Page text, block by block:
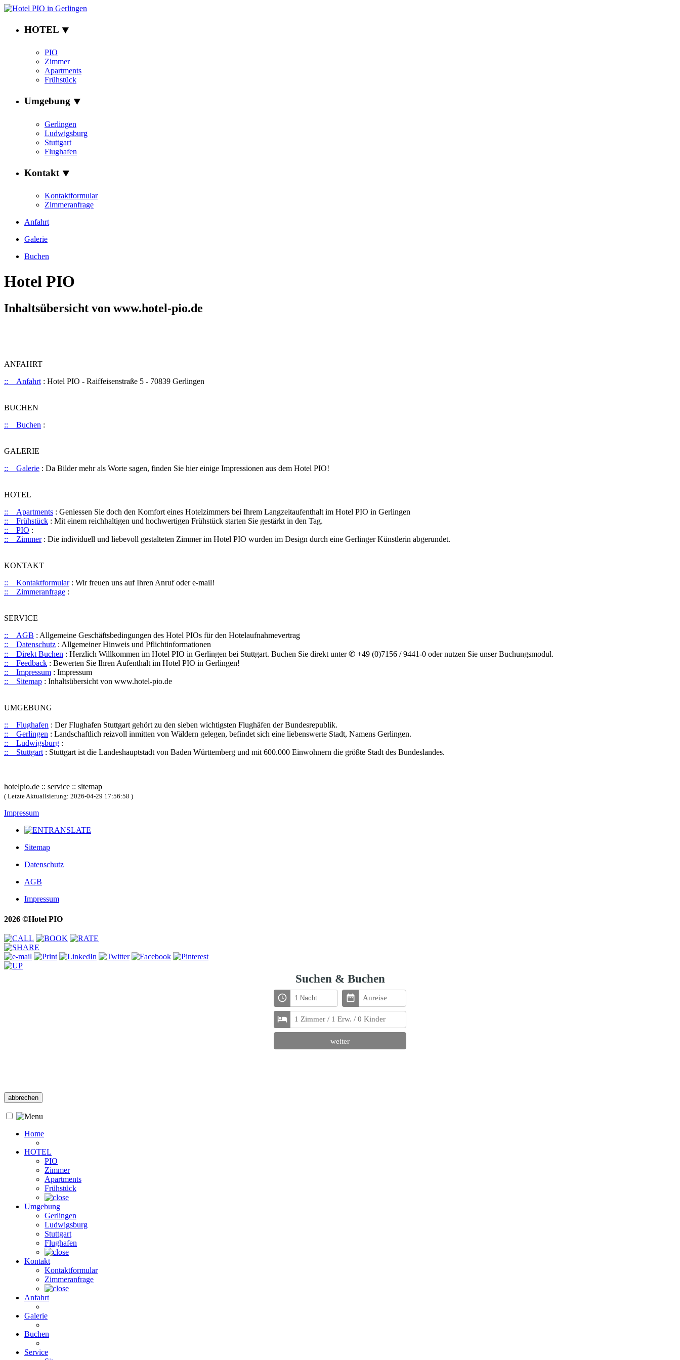
HOTEL ⯆
PIO
Zimmer
Apartments
Frühstück
Umgebung ⯆
Gerlingen
Ludwigsburg
Stuttgart
Flughafen
Kontakt ⯆
Kontaktformular
Zimmeranfrage
Anfahrt
Galerie
Buchen
Hotel PIO
Inhaltsübersicht von www.hotel-pio.de
ANFAHRT
:: Anfahrt : Hotel PIO - Raiffeisenstraße 5 - 70839 Gerlingen
BUCHEN
:: Buchen :
GALERIE
:: Galerie : Da Bilder mehr als Worte sagen, finden Sie hier einige Impressionen aus dem Hotel PIO!
HOTEL
:: Apartments : Geniessen Sie doch den Komfort eines Hotelzimmers bei Ihrem Langzeitaufenthalt im Hotel PIO in Gerlingen
:: Frühstück : Mit einem reichhaltigen und hochwertigen Frühstück starten Sie gestärkt in den Tag.
:: PIO :
:: Zimmer: Die individuell und liebevoll gestalteten Zimmer im Hotel PIO wurden im Design durch eine Gerlinger Künstlerin abgerundet.
KONTAKT
:: Kontaktformular: Wir freuen uns auf Ihren Anruf oder e-mail!
:: Zimmeranfrage :
SERVICE
:: AGB : Allgemeine Geschäftsbedingungen des Hotel PIOs für den Hotelaufnahmevertrag
:: Datenschutz : Allgemeiner Hinweis und Pflichtinformationen
:: Direkt Buchen : Herzlich Willkommen im Hotel PIO in Gerlingen bei Stuttgart. Buchen Sie direkt unter ✆ +49 (0)7156 / 9441-0 oder nutzen Sie unser Buchungsmodul.
:: Feedback : Bewerten Sie Ihren Aufenthalt im Hotel PIO in Gerlingen!
:: Impressum : Impressum
:: Sitemap : Inhaltsübersicht von www.hotel-pio.de
UMGEBUNG
:: Flughafen : Der Flughafen Stuttgart gehört zu den sieben wichtigsten Flughäfen der Bundesrepublik.
:: Gerlingen : Landschaftlich reizvoll inmitten von Wäldern gelegen, befindet sich eine liebenswerte Stadt, Namens Gerlingen.
:: Ludwigsburg :
:: Stuttgart : Stuttgart ist die Landeshauptstadt von Baden Württemberg und mit 600.000 Einwohnern die größte Stadt des Bundeslandes.
hotelpio.de :: service :: sitemap
( Letzte Aktualisierung: 2026-04-29 17:56:58 )
Impressum
TRANSLATE
Sitemap
Datenschutz
AGB
Impressum
2026 ©Hotel PIO
Suchen & Buchen
access_time Anreise
date_range
1 Zimmer / 1 Erw. / 0 Kinder
hotel
weiter
abbrechen
Home
HOTEL
PIO
Zimmer
Apartments
Frühstück
Umgebung
Gerlingen
Ludwigsburg
Stuttgart
Flughafen
Kontakt
Kontaktformular
Zimmeranfrage
Anfahrt
Galerie
Buchen
Service